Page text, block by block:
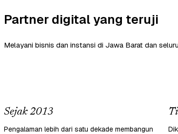
Partner digital yang teruji
Melayani bisnis dan instansi di Jawa Barat dan
Sejak 2013
Pengalaman lebih dari satu dekade membangun